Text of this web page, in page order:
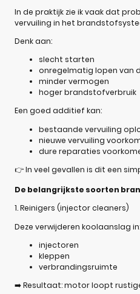
In de praktijk zie ik vaak dat
vervuiling in het
Denk aan:
slecht starten
onregelmatig lopen van
minder vermogen
hoger brandstofverbruik
Een goed additief kan:
bestaande vervuiling
nieuwe vervuiling
dure reparaties
👉 In veel gevallen is dit een
De belangrijkste soorten
1. Reinigers (injector cleaners)
Deze verwijderen koolaanslag in:
injectoren
kleppen
verbrandingsruimte
➡️ Resultaat: motor loopt